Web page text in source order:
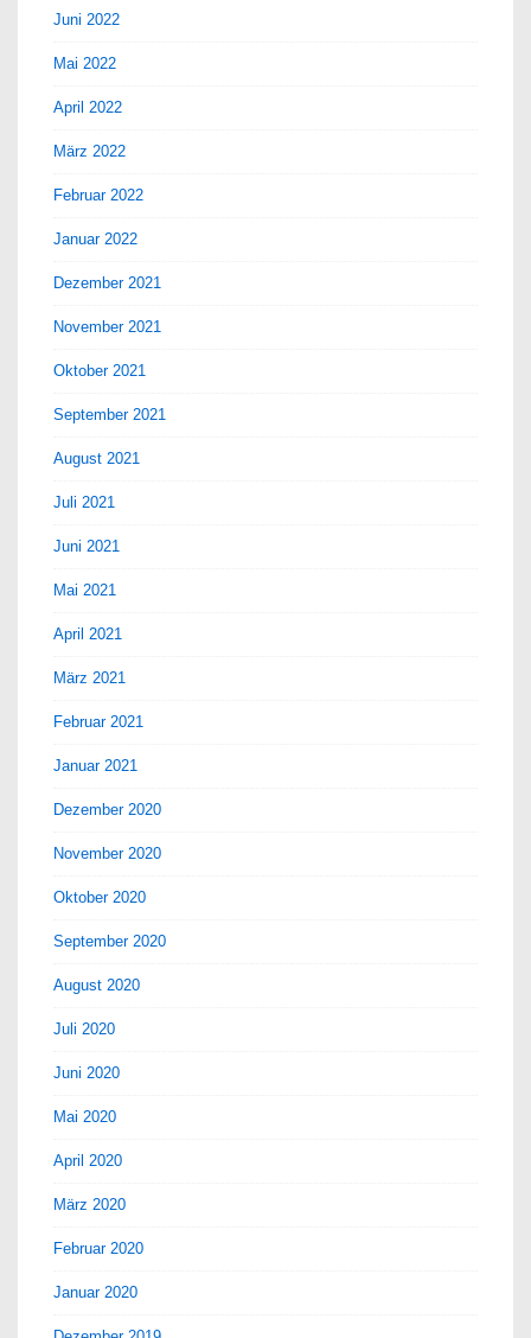
Juni 2022
Mai 2022
April 2022
März 2022
Februar 2022
Januar 2022
Dezember 2021
November 2021
Oktober 2021
September 2021
August 2021
Juli 2021
Juni 2021
Mai 2021
April 2021
März 2021
Februar 2021
Januar 2021
Dezember 2020
November 2020
Oktober 2020
September 2020
August 2020
Juli 2020
Juni 2020
Mai 2020
April 2020
März 2020
Februar 2020
Januar 2020